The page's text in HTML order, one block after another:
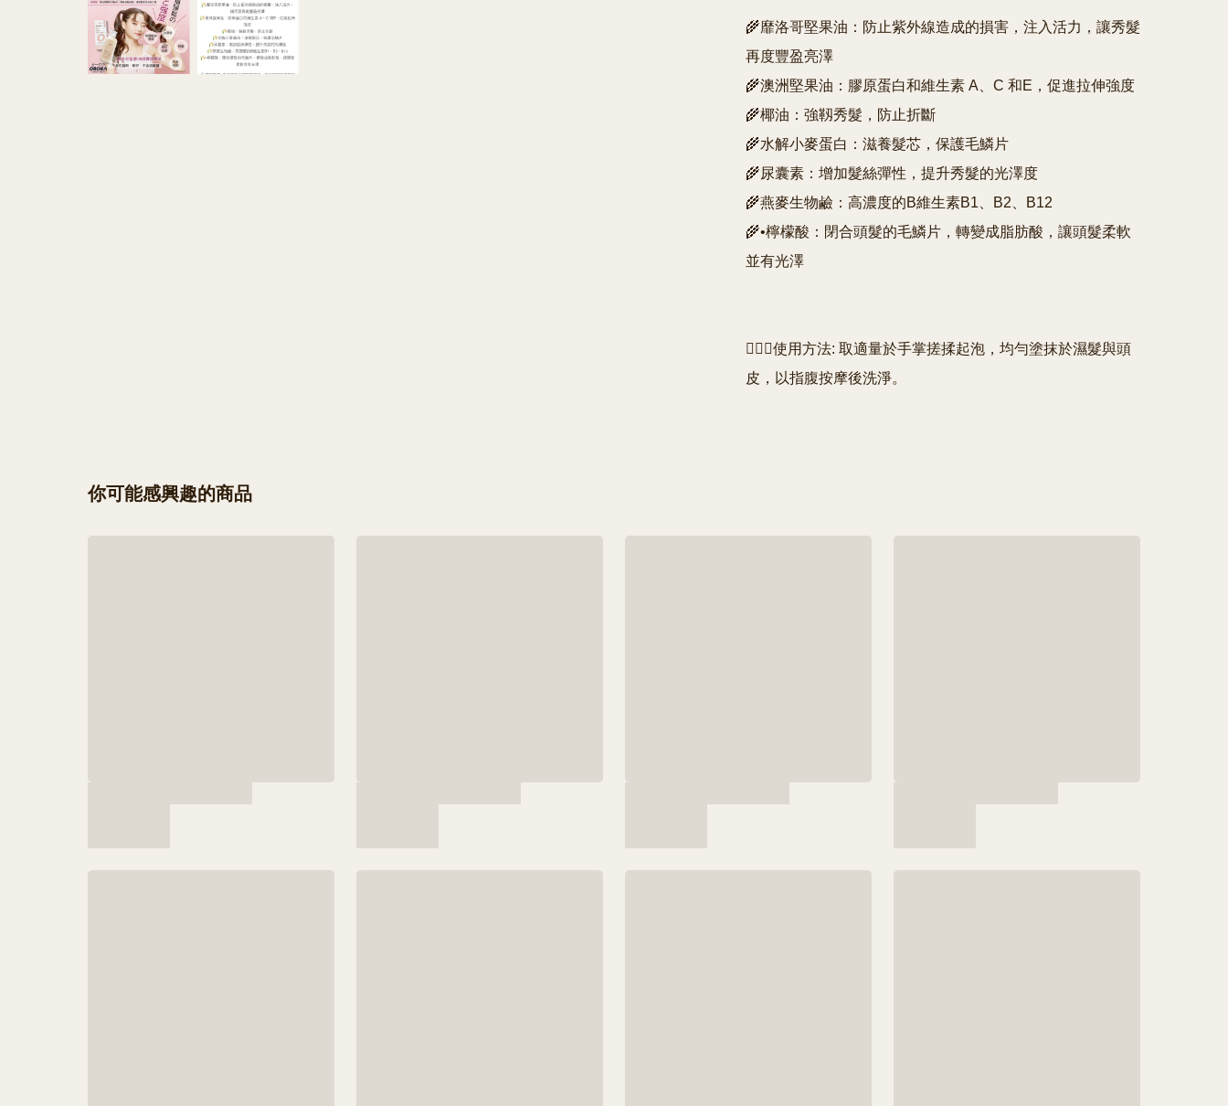
🌾靡洛哥堅果油：防止紫外線造成的損害，注入活力，讓秀髮
再度豐盈亮澤
🌾澳洲堅果油：膠原蛋白和維生素 A、C 和E，促進拉伸強度
🌾椰油：強靱秀髮，防止折斷
🌾水解小麥蛋白：滋養髮芯，保護毛鱗片
🌾尿囊素：增加髮絲彈性，提升秀髮的光澤度
🌾燕麥生物鹼：高濃度的B維生素B1、B2、B12
🌾•檸檬酸：閉合頭髮的毛鱗片，轉變成脂肪酸，讓頭髮柔軟
並有光澤
🧖🏻‍♀️使用方法: 取適量於手掌搓揉起泡，均勻塗抹於濕髮與頭
皮，以指腹按摩後洗淨。
你可能感興趣的商品